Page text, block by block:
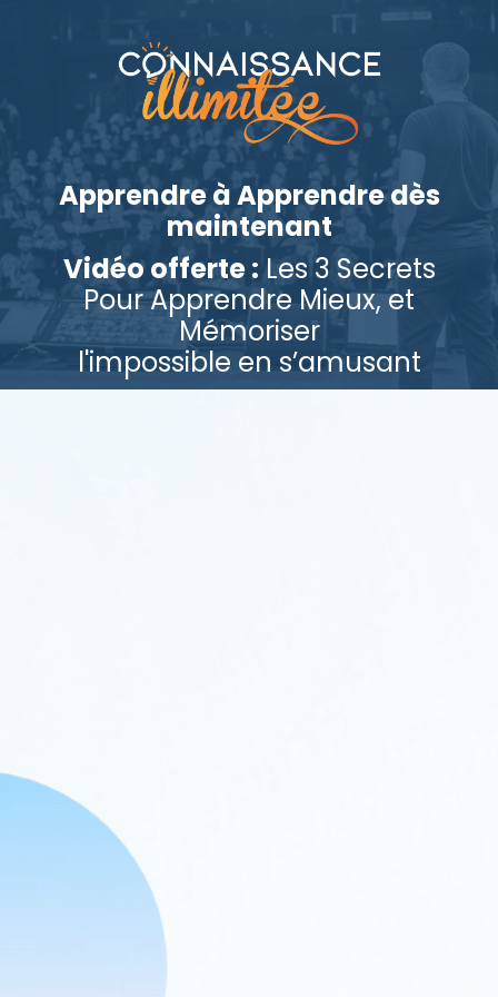
Apprendre à Apprendre dès
maintenant
Vidéo offerte : Les 3 Secrets
Pour Apprendre Mieux, et
Mémoriser
l'impossible en s’amusant